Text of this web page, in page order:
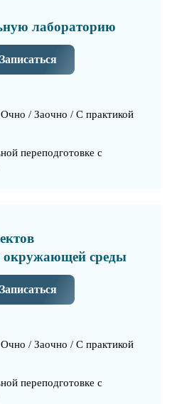
лабораторию
Записаться
/ Заочно / С практикой
переподготовке с
окружающей среды
Записаться
/ Заочно / С практикой
переподготовке с